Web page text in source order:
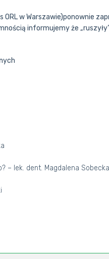
w Warszawie)ponownie
informujemy że
– lek. dent. Magdalena